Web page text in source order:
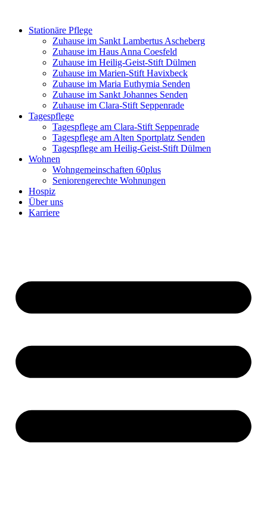
springenStationäre Pflege
Zuhause im Sankt Lambertus Ascheberg
Zuhause im Haus Anna Coesfeld
Zuhause im Heilig-Geist-Stift Dülmen
Zuhause im Marien-Stift Havixbeck
Zuhause im Maria Euthymia Senden
Zuhause im Sankt Johannes Senden
Zuhause im Clara-Stift Seppenrade
Tagespflege
Tagespflege am Clara-Stift Seppenrade
Tagespflege am Alten Sportplatz Senden
Tagespflege am Heilig-Geist-Stift Dülmen
Wohnen
Wohngemeinschaften 60plus
Seniorengerechte Wohnungen
Hospiz
Über uns
Karriere